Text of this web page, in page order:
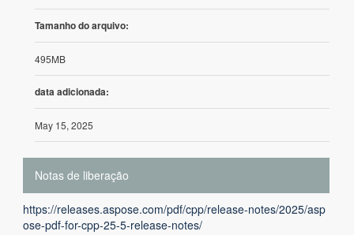
Tamanho do arquivo:
495MB
data adicionada:
May 15, 2025
Notas de liberação
https://releases.aspose.com/pdf/cpp/release-notes/2025/asp
ose-pdf-for-cpp-25-5-release-notes/